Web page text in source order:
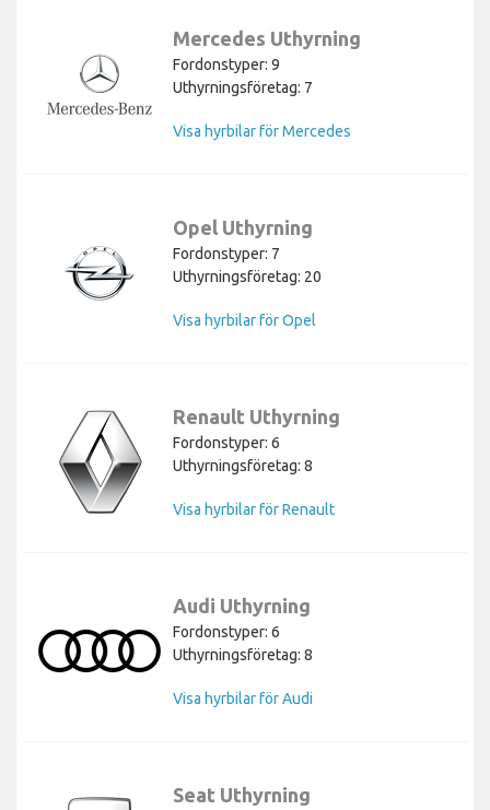
Mercedes Uthyrning
Fordonstyper: 9
Uthyrningsföretag: 7
Visa hyrbilar för Mercedes
Opel Uthyrning
Fordonstyper: 7
Uthyrningsföretag: 20
Visa hyrbilar för Opel
Renault Uthyrning
Fordonstyper: 6
Uthyrningsföretag: 8
Visa hyrbilar för Renault
Audi Uthyrning
Fordonstyper: 6
Uthyrningsföretag: 8
Visa hyrbilar för Audi
Seat Uthyrning